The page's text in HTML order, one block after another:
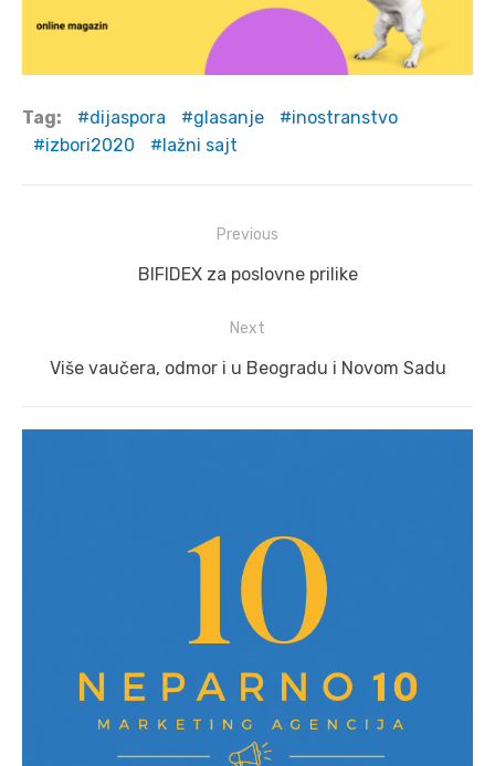
Tag: dijaspora glasanje
inostranstvo
izbori2020
lažni sajt
navigation
Previous
Previous
BIFIDEX za poslovne prilike
Next
Next
Više vaučera, odmor i u Beogradu i Novom Sadu